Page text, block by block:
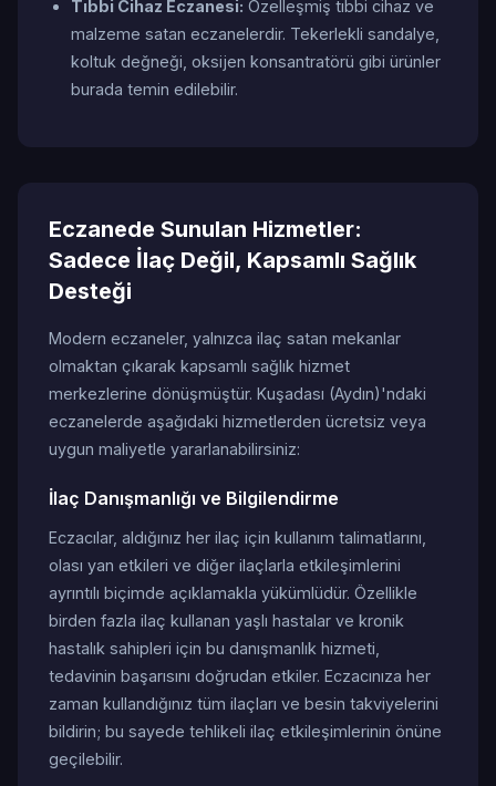
Tıbbi Cihaz Eczanesi: Özelleşmiş tıbbi cihaz ve
malzeme satan eczanelerdir. Tekerlekli sandalye,
koltuk değneği, oksijen konsantratörü gibi ürünler
burada temin edilebilir.
Eczanede Sunulan Hizmetler:
Sadece İlaç Değil, Kapsamlı Sağlık
Desteği
Modern eczaneler, yalnızca ilaç satan mekanlar
olmaktan çıkarak kapsamlı sağlık hizmet
merkezlerine dönüşmüştür. Kuşadası (Aydın)'ndaki
eczanelerde aşağıdaki hizmetlerden ücretsiz veya
uygun maliyetle yararlanabilirsiniz:
İlaç Danışmanlığı ve Bilgilendirme
Eczacılar, aldığınız her ilaç için kullanım talimatlarını,
olası yan etkileri ve diğer ilaçlarla etkileşimlerini
ayrıntılı biçimde açıklamakla yükümlüdür. Özellikle
birden fazla ilaç kullanan yaşlı hastalar ve kronik
hastalık sahipleri için bu danışmanlık hizmeti,
tedavinin başarısını doğrudan etkiler. Eczacınıza her
zaman kullandığınız tüm ilaçları ve besin takviyelerini
bildirin; bu sayede tehlikeli ilaç etkileşimlerinin önüne
geçilebilir.